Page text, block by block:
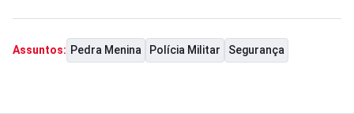
Assuntos: Pedra Menina Polícia Militar Segurança